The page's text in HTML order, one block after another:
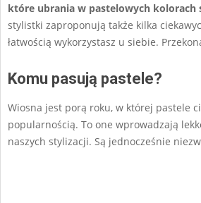
które ubrania w pastelowych kolorach
stylistki zaproponują także kilka
łatwością wykorzystasz u siebie.
Komu pasują pastele?
Wiosna jest porą roku, w której pastele
popularnością. To one wprowadzają
naszych stylizacji. Są jednocześnie